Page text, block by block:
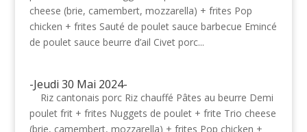
cheese (brie, camembert, mozzarella) + frites Pop
chicken + frites Sauté de poulet sauce barbecue Emincé
de poulet sauce beurre d’ail Civet porc...
-Jeudi 30 Mai 2024-
Riz cantonais porc Riz chauffé Pâtes au beurre Demi
poulet frit + frites Nuggets de poulet + frite Trio cheese
(brie, camembert, mozzarella) + frites Pop chicken +